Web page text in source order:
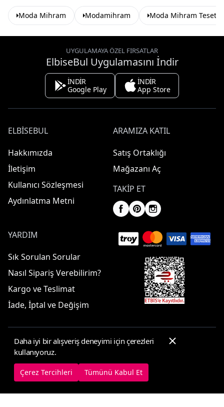
Moda Mihram Modamihram Moda Mihram
UYGULAMAYA ÖZEL FIRSATLAR
ElbiseBul Uygulamasını İndir
İNDİR
Google Play
İNDİR
App Store
ELBISEBUL
Hakkımızda
İletişim
Kullanıcı Sözleşmesi
Aydınlatma Metni
ARAMIZA KATIL
Satış Ortaklığı
Mağazanı Aç
TAKIP ET
YARDIM
Sık Sorulan Sorular
Nasıl Sipariş Verebilirim?
Kargo ve Teslimat
İade, İptal ve Değişim
© 2025 ElbiseBul -
Çerez Tercihleri Çerez Politikası
Daha iyi bir alışveriş deneyimi için çerezleri
kullanıyoruz.
Çerez Tercihleri Tümünü Kabul Et